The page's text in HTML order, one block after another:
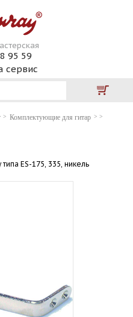
95 59
сервис
Комплектующие для гитар
ES-175, 335, никель